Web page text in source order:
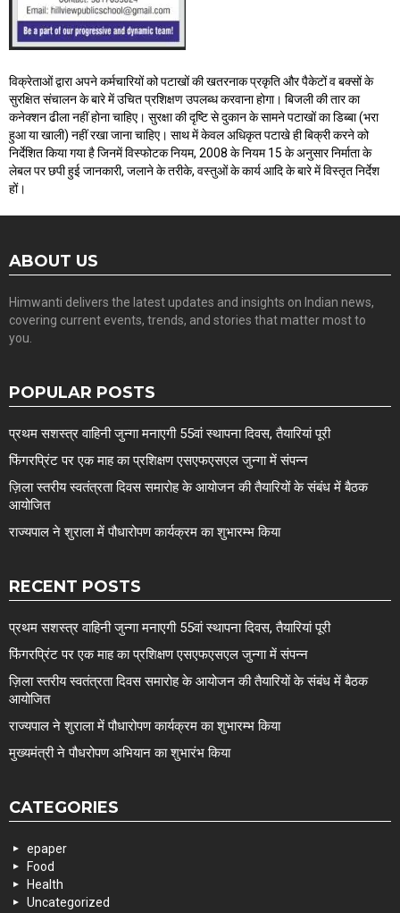
विक्रेताओं द्वारा अपने कर्मचारियों को पटाखों की खतरनाक प्रकृति और पैकेटों व बक्सों के
सुरक्षित संचालन के बारे में उचित प्रशिक्षण उपलब्ध करवाना होगा। बिजली की तार का
कनेक्शन ढीला नहीं होना चाहिए। सुरक्षा की दृष्टि से दुकान के सामने पटाखों का डिब्बा (भरा
हुआ या खाली) नहीं रखा जाना चाहिए। साथ में केवल अधिकृत पटाखे ही बिक्री करने को
निर्देशित किया गया है जिनमें विस्फोटक नियम, 2008 के नियम 15 के अनुसार निर्माता के
लेबल पर छपी हुई जानकारी, जलाने के तरीके, वस्तुओं के कार्य आदि के बारे में विस्तृत निर्देश
हों।
ABOUT US
Himwanti delivers the latest updates and insights on Indian news,
covering current events, trends, and stories that matter most to
you.
POPULAR POSTS
प्रथम सशस्त्र वाहिनी जुन्गा मनाएगी 55वां स्थापना दिवस, तैयारियां पूरी
फिंगरप्रिंट पर एक माह का प्रशिक्षण एसएफएसएल जुन्गा में संपन्न
ज़िला स्तरीय स्वतंत्रता दिवस समारोह के आयोजन की तैयारियों के संबंध में बैठक
आयोजित
राज्यपाल ने शुराला में पौधारोपण कार्यक्रम का शुभारम्भ किया
RECENT POSTS
प्रथम सशस्त्र वाहिनी जुन्गा मनाएगी 55वां स्थापना दिवस, तैयारियां पूरी
फिंगरप्रिंट पर एक माह का प्रशिक्षण एसएफएसएल जुन्गा में संपन्न
ज़िला स्तरीय स्वतंत्रता दिवस समारोह के आयोजन की तैयारियों के संबंध में बैठक
आयोजित
राज्यपाल ने शुराला में पौधारोपण कार्यक्रम का शुभारम्भ किया
मुख्यमंत्री ने पौधरोपण अभियान का शुभारंभ किया
CATEGORIES
epaper
Food
Health
Uncategorized